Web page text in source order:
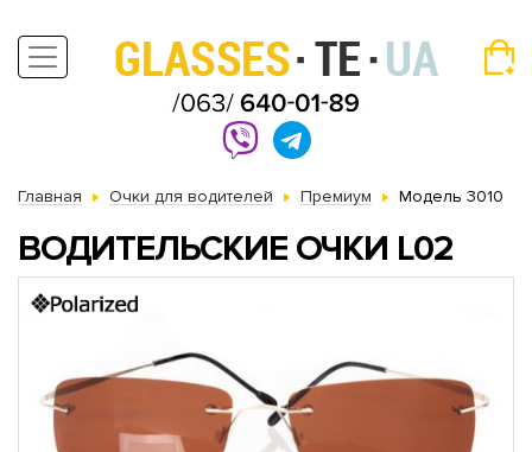
Главная Очки для водителей Премиум Модель 3010
ВОДИТЕЛЬСКИЕ ОЧКИ L02